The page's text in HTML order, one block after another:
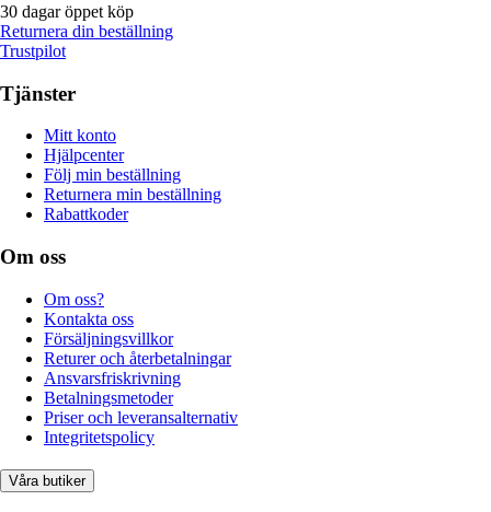
30 dagar öppet köp
Returnera din beställning
Trustpilot
Tjänster
Mitt konto
Hjälpcenter
Följ min beställning
Returnera min beställning
Rabattkoder
Om oss
Om oss?
Kontakta oss
Försäljningsvillkor
Returer och återbetalningar
Ansvarsfriskrivning
Betalningsmetoder
Priser och leveransalternativ
Integritetspolicy
Våra butiker